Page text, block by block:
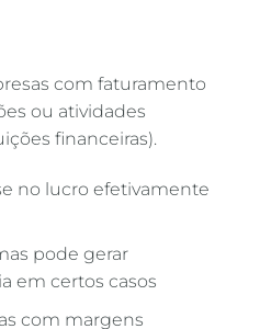
com faturamento
ou atividades
financeiras).
no lucro efetivamente
pode gerar
em certos casos
com margens